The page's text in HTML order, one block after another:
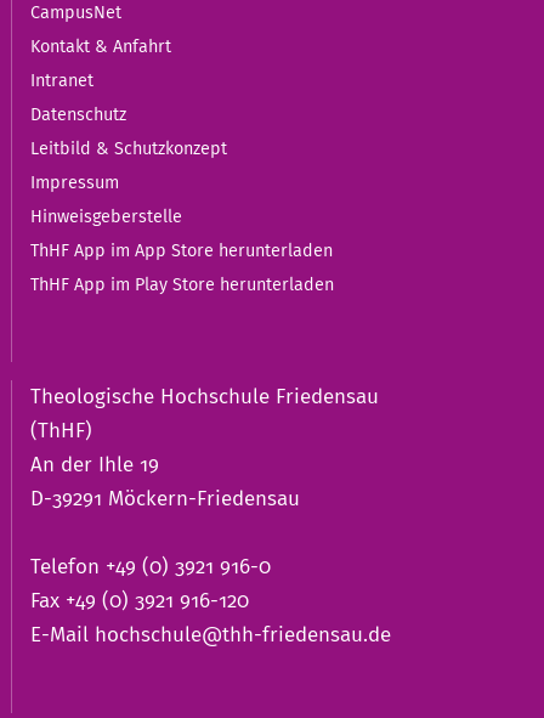
CampusNet
Kontakt & Anfahrt
Intranet
Datenschutz
Leitbild & Schutzkonzept
Impressum
Hinweisgeberstelle
ThHF App im App Store herunterladen
ThHF App im Play Store herunterladen
Theologische Hochschule Friedensau
(ThHF)
An der Ihle 19
D-39291 Möckern-Friedensau
Telefon +49 (0) 3921 916-0
Fax +49 (0) 3921 916-120
E-Mail hochschule@thh-friedensau.de